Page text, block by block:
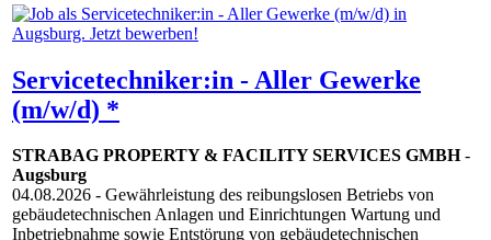
Servicetechniker:in - Aller Gewerke
(m/w/d) *
STRABAG PROPERTY & FACILITY SERVICES GMBH-
Augsburg
04.08.2026 - Gewährleistung des reibungslosen Betriebs von
gebäudetechnischen Anlagen und Einrichtungen Wartung und
Inbetriebnahme sowie Entstörung von gebäudetechnischen